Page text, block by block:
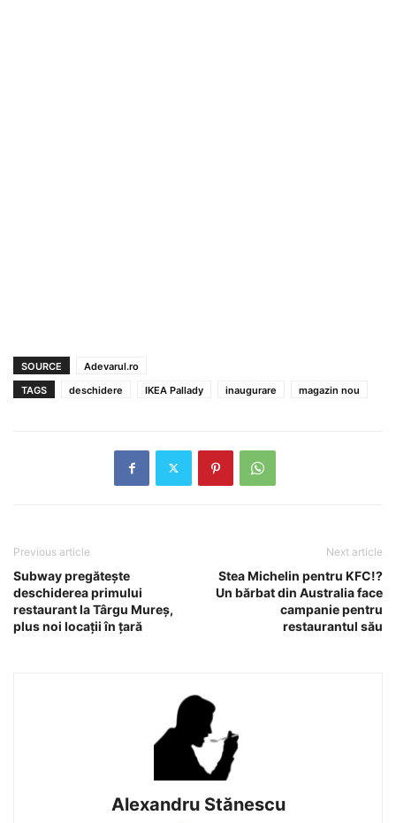
SOURCE
Adevarul.ro
TAGS
deschidere IKEA Pallady inaugurare magazin nou
Previous article
Subway pregăteşte
deschiderea primului
restaurant la Târgu Mureş,
plus noi locaţii în ţară
Next article
Stea Michelin pentru KFC!?
Un bărbat din Australia face
campanie pentru
restaurantul său
Alexandru Stănescu